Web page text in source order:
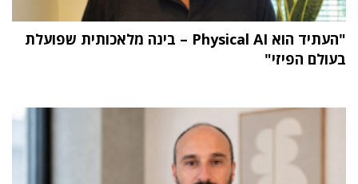
"העתיד הוא Physical AI – בינה מלאכותית שפועלת
בעולם הפיזי"